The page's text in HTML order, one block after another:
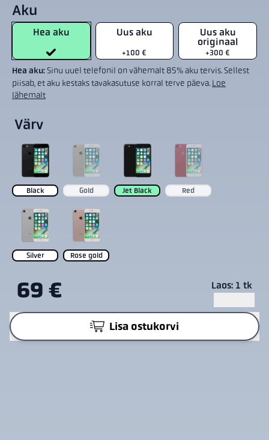
Aku
Hea aku Uus aku
+100 €
Uus aku
originaal
+300 €
Hea aku:Sinu uuel telefonil on vähemalt 85% aku tervis. Sellest
piisab, et aku kestaks tavakasutuse korral terve päeva. Loe
lähemalt
Värv
Black Gold Jet Black Red
Silver Rose gold
69 € Laos: 1 tk
Lisa ostukorvi